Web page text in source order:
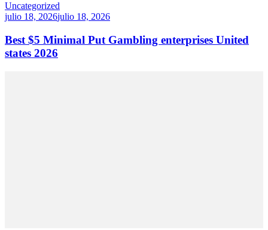
Uncategorized
julio 18, 2026julio 18, 2026
Best $5 Minimal Put Gambling enterprises United
states 2026